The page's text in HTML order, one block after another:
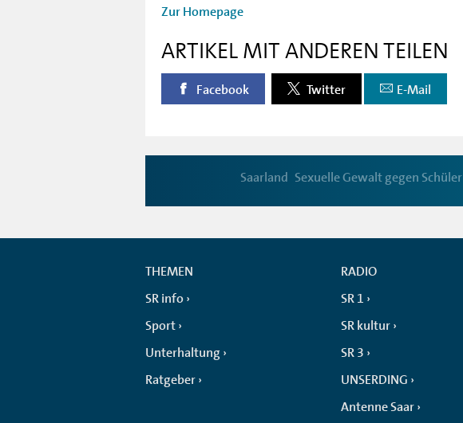
Zur Homepage
ARTIKEL MIT ANDEREN TEILEN
Facebook Twitter E-Mail
Saarland Sexuelle Gewalt gegen Schüler
THEMEN
SR info
Sport
Unterhaltung
Ratgeber
RADIO
SR 1
SR kultur
SR 3
UNSERDING
Antenne Saar